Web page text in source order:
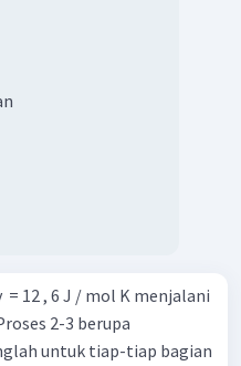
= 12 , 6 J / mol K menjalani
2-3 berupa
untuk tiap-tiap bagian